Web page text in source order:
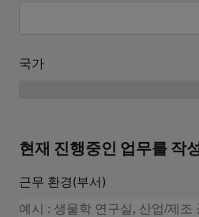
국가
현재 진행중인 업무를 작
근무 환경(부서)